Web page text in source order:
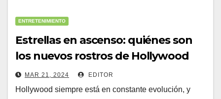
ENTRETENIMIENTO
Estrellas en ascenso: quiénes son
los nuevos rostros de Hollywood
MAR 21, 2024 EDITOR
Hollywood siempre está en constante evolución, y